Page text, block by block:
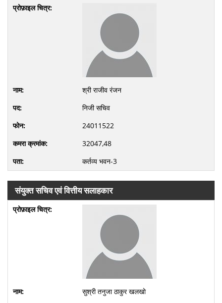
श्री राजीव रंजन
निजी सचिव
24011522
32047,48
कर्तव्य भवन-3
संयुक्त सचिव एवं वित्तीय सलाहकार
सुश्री तनुजा ठाकुर खलखो